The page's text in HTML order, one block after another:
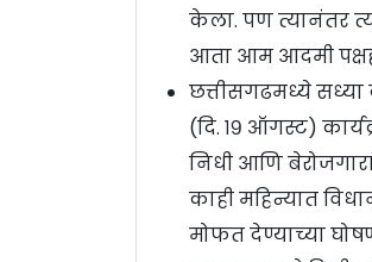
केला. पण त्यानंतर
आता आम आदमी
छत्तीसगढमध्ये
(दि. १९ ऑगस्ट)
निधी आणि
काही महिन्यात
मोफत देण्याच्या